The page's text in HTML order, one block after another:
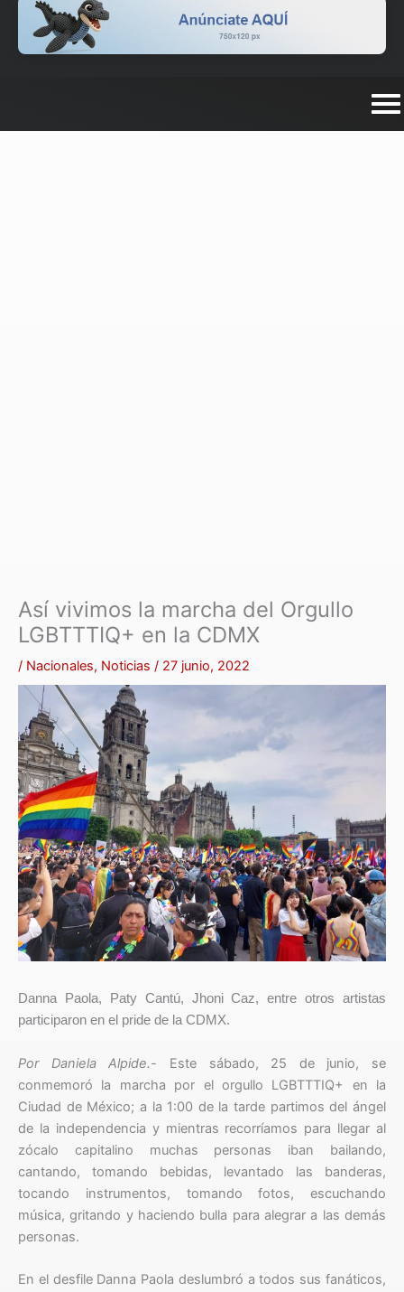
Así vivimos la marcha del Orgullo
LGBTTTIQ+ en la CDMX
/ Nacionales, Noticias / 27 junio, 2022
Danna Paola, Paty Cantú, Jhoni Caz,entre otros artistas
participaron en el pride de la CDMX.
Por Daniela Alpide.- Este sábado, 25 de junio, se
conmemoró la marcha por el orgullo LGBTTTIQ+ en la
Ciudad de México; a la 1:00 de la tarde partimos del ángel
de la independencia y mientras recorríamos para llegar al
zócalo capitalino muchas personas iban bailando,
cantando, tomando bebidas, levantado las banderas,
tocando instrumentos, tomando fotos, escuchando
música, gritando y haciendo bulla para alegrar a las demás
personas.
En el desfile Danna Paola deslumbró a todos sus fanáticos,